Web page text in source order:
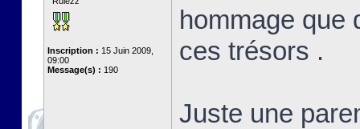
Inscription : 15 Juin 2009,
09:00
Message(s) : 190
hommage que
ces trésors .
Juste une